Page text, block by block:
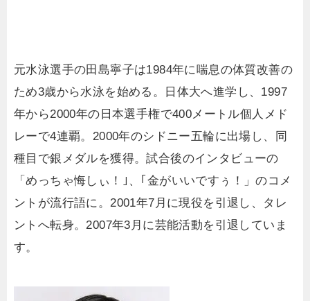
元水泳選手の田島寧子は1984年に喘息の体質改善の
ため3歳から水泳を始める。日体大へ進学し、1997
年から2000年の日本選手権で400メートル個人メド
レーで4連覇。2000年のシドニー五輪に出場し、同
種目で銀メダルを獲得。試合後のインタビューの
「めっちゃ悔しぃ！｣、｢金がいいですぅ！」のコメ
ントが流行語に。2001年7月に現役を引退し、タレ
ントへ転身。2007年3月に芸能活動を引退していま
す。